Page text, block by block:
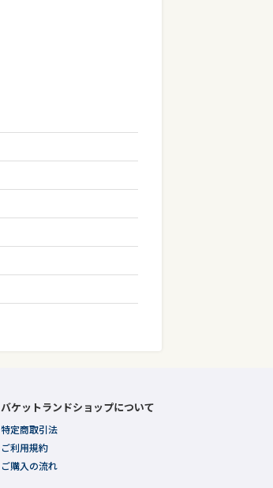
バケットランドショップについて
特定商取引法
ご利用規約
ご購入の流れ